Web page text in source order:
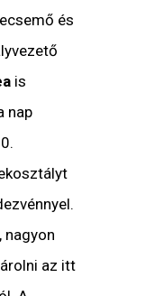
és
is
nap
az itt